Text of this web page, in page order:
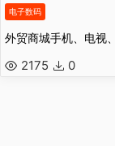
电子数码
2175 0